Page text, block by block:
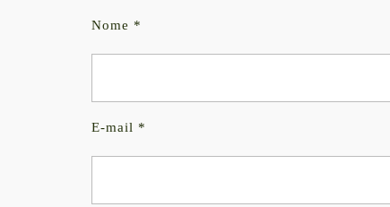
Nome *
E-mail *